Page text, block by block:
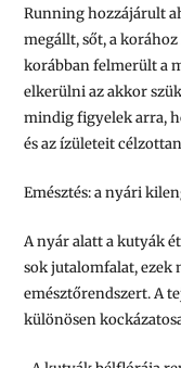
Running hozzájárult
megállt, sőt, a
korábban felmerült a
elkerülni az akkor
mindig figyelek arra,
és az ízületeit
Emésztés: a nyári
A nyár alatt a kutyák
sok jutalomfalat,
emésztőrendszert. A
különösen